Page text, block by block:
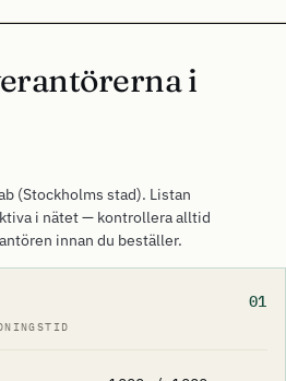
i
(Stockholms stad). Listan
i nätet — kontrollera alltid
innan du beställer.
01